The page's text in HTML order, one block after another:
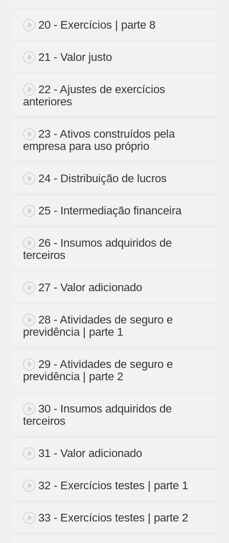
20 - Exercícios | parte 8
21 - Valor justo
22 - Ajustes de exercícios
anteriores
23 - Ativos construídos pela
empresa para uso próprio
24 - Distribuição de lucros
25 - Intermediação financeira
26 - Insumos adquiridos de
terceiros
27 - Valor adicionado
28 - Atividades de seguro e
previdência | parte 1
29 - Atividades de seguro e
previdência | parte 2
30 - Insumos adquiridos de
terceiros
31 - Valor adicionado
32 - Exercícios testes | parte 1
33 - Exercícios testes | parte 2